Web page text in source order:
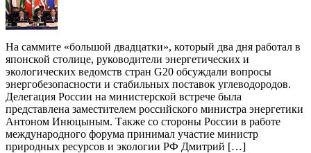
На саммите «большой двадцатки», который два дня работал в
японской столице, руководители энергетических и
экологических ведомств стран G20 обсуждали вопросы
энергобезопасности и стабильных поставок углеводородов.
Делегация России на министерской встрече была
представлена заместителем российского министра энергетики
Антоном Инюцыным. Также со стороны России в работе
международного форума принимал участие министр
природных ресурсов и экологии РФ Дмитрий […]